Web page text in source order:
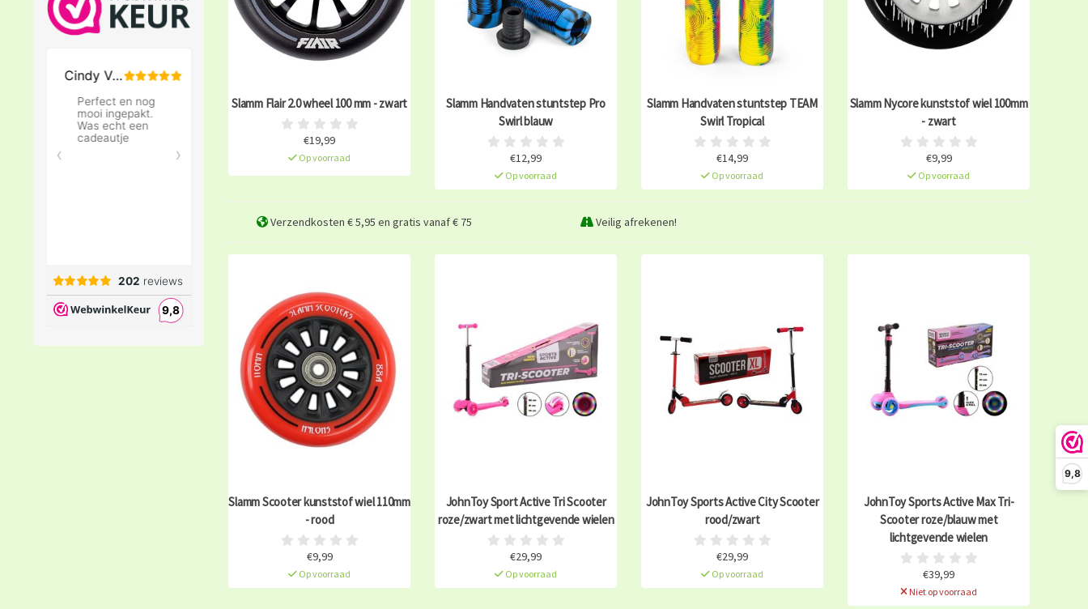
9,8
Slamm Flair 2.0 wheel 100 mm - zwart
€19,99
Op voorraad
Slamm Handvaten stuntstep Pro
Swirl blauw
€12,99
Op voorraad
Slamm Handvaten stuntstep TEAM
Swirl Tropical
€14,99
Op voorraad
Slamm Nycore kunststof wiel 100mm
- zwart
€9,99
Op voorraad
Verzendkosten € 5,95 en gratis vanaf € 75 Veilig afrekenen!
Slamm Scooter kunststof wiel 110mm
- rood
€9,99
Op voorraad
JohnToy Sport Active Tri Scooter
roze/zwart met lichtgevende wielen
€29,99
Op voorraad
JohnToy Sports Active City Scooter
rood/zwart
€29,99
Op voorraad
JohnToy Sports Active Max Tri-
Scooter roze/blauw met
lichtgevende wielen
€39,99
Niet op voorraad